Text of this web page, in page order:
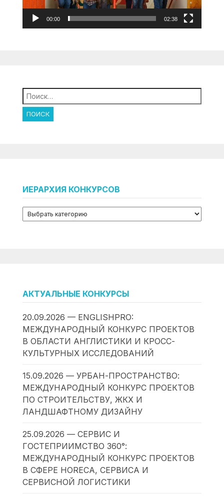
00:00 02:38
Найти:
ИЕРАРХИЯ КОНКУРСОВ
АКТУАЛЬНЫЕ КОНКУРСЫ
20.09.2026 — ENGLISHPRO:
МЕЖДУНАРОДНЫЙ КОНКУРС ПРОЕКТОВ
В ОБЛАСТИ АНГЛИСТИКИ И КРОСС-
КУЛЬТУРНЫХ ИССЛЕДОВАНИЙ
15.09.2026 — УРБАН-ПРОСТРАНСТВО:
МЕЖДУНАРОДНЫЙ КОНКУРС ПРОЕКТОВ
ПО СТРОИТЕЛЬСТВУ, ЖКХ И
ЛАНДШАФТНОМУ ДИЗАЙНУ
25.09.2026 — СЕРВИС И
ГОСТЕПРИИМСТВО 360°:
МЕЖДУНАРОДНЫЙ КОНКУРС ПРОЕКТОВ
В СФЕРЕ HORECA, СЕРВИСА И
СЕРВИСНОЙ ЛОГИСТИКИ